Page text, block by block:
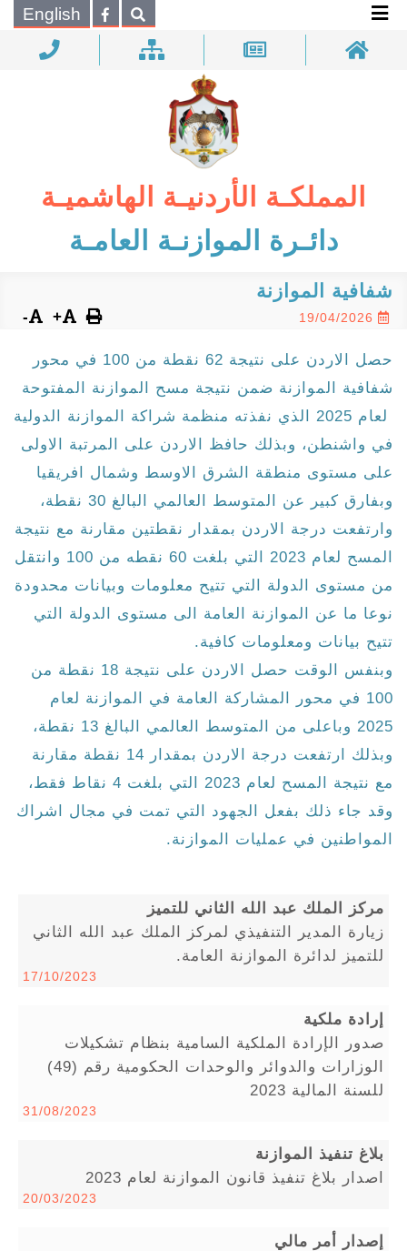
بحـث English
المملكـة الأردنيـة الهاشميـة
دائـرة الموازنـة العامـة
شفافية الموازنة
19/04/2026
+
-
حصل الاردن على نتيجة 62 نقطة من 100 في محور
شفافية الموازنة ضمن نتيجة مسح الموازنة المفتوحة
لعام 2025 الذي نفذته منظمة شراكة الموازنة الدولية
في واشنطن، وبذلك حافظ الاردن على المرتبة الاولى
على مستوى منطقة الشرق الاوسط وشمال افريقيا
وبفارق كبير عن المتوسط العالمي البالغ 30 نقطة،
وارتفعت درجة الاردن بمقدار نقطتين مقارنة مع نتيجة
المسح لعام 2023 التي بلغت 60 نقطه من 100 وانتقل
من مستوى الدولة التي تتيح معلومات وبيانات محدودة
نوعا ما عن الموازنة العامة الى مستوى الدولة التي
تتيح بيانات ومعلومات كافية.
وبنفس الوقت حصل الاردن على نتيجة 18 نقطة من
100 في محور المشاركة العامة في الموازنة لعام
2025 وباعلى من المتوسط العالمي البالغ 13 نقطة،
وبذلك ارتفعت درجة الاردن بمقدار 14 نقطة مقارنة
مع نتيجة المسح لعام 2023 التي بلغت 4 نقاط فقط،
وقد جاء ذلك بفعل الجهود التي تمت في مجال اشراك
المواطنين في عمليات الموازنة.
مركز الملك عبد الله الثاني للتميز
زيارة المدير التنفيذي لمركز الملك عبد الله الثاني
للتميز لدائرة الموازنة العامة.
17/10/2023
إرادة ملكية
صدور الإرادة الملكية السامية بنظام تشكيلات
الوزارات والدوائر والوحدات الحكومية رقم (49)
للسنة المالية 2023
31/08/2023
بلاغ تنفيذ الموازنة
اصدار بلاغ تنفيذ قانون الموازنة لعام 2023
20/03/2023
إصدار أمر مالي